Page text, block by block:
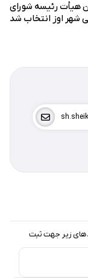
هیأت رئیسه شورای
شهر اوز انتخاب شد
زیر جهت ثبت